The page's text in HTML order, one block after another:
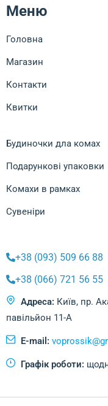
Меню
Головна
Магазин
Контакти
Квитки
Будиночки дла комах
Подарункові упаковки
Комахи в рамках
Сувеніри
+38 (093) 509 66 88
+38 (066) 721 56 55
Адреса: Київ, пр.
павільйон 11-А
E-mail:
Графік роботи: